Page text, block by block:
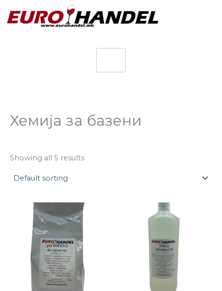
Хемија за базени
Showing all 5 results